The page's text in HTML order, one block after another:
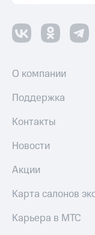
О компании
Поддержка
Контакты
Новости
Акции
Карта салонов
Карьера в МТС